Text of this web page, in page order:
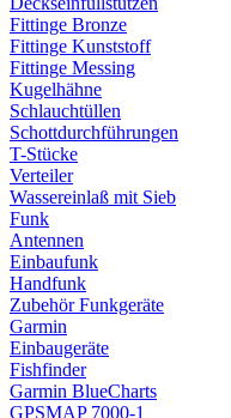
Fittinge Bronze
Fittinge Kunststoff
Fittinge Messing
Kugelhähne
Schlauchtüllen
Schottdurchführungen
T-Stücke
Verteiler
Wassereinlaß mit Sieb
Funk
Antennen
Einbaufunk
Handfunk
Zubehör Funkgeräte
Garmin
Einbaugeräte
Fishfinder
Garmin BlueCharts
GPSMAP 7000-1